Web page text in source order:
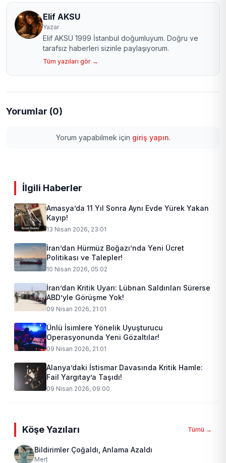
Elif AKSU
Yazar
Elif AKSU 1999 İstanbul doğumluyum. Doğru ve
tarafsız haberleri sizinle paylaşıyorum.
Tüm yazıları gör →
Yorumlar (0)
Yorum yapabilmek için giriş yapın.
İlgili Haberler
Amasya’da 11 Yıl Sonra Aynı Evde Yürek Yakan
Kayıp!
13 Nisan 2026, 23:01
İran’dan Hürmüz Boğazı’nda Yeni Ücret
Politikası ve Talepler!
10 Nisan 2026, 05:02
İran’dan Kritik Uyarı: Lübnan Saldırıları Sürerse
ABD’yle Görüşme Yok!
09 Nisan 2026, 21:01
Ünlü İsimlere Yönelik Uyuşturucu
Operasyonunda Yeni Gözaltılar!
09 Nisan 2026, 21:01
Alanya’daki İstismar Davasında Kritik Hamle:
Fail Yargıtay’a Taşıdı!
09 Nisan 2026, 09:00
Köşe Yazıları Tümü →
Bildirimler Çoğaldı, Anlama Azaldı
Mert